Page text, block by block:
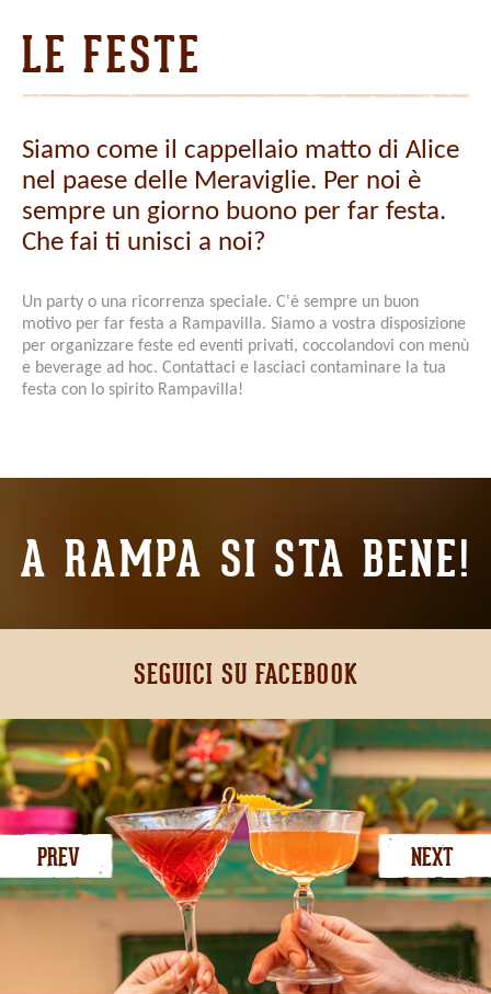
LE FESTE
Siamo come il cappellaio matto di Alice
nel paese delle Meraviglie. Per noi è
sempre un giorno buono per far festa.
Che fai ti unisci a noi?
Un party o una ricorrenza speciale. C'è sempre un buon
motivo per far festa a Rampavilla. Siamo a vostra disposizione
per organizzare feste ed eventi privati, coccolandovi con menù
e beverage ad hoc. Contattaci e lasciaci contaminare la tua
festa con lo spirito Rampavilla!
A RAMPA SI STA BENE!
SEGUICI SU FACEBOOK
NEXT
PREV